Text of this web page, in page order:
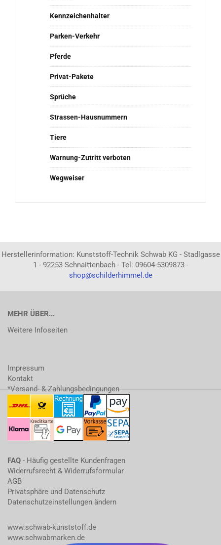
Kennzeichenhalter
Parken-Verkehr
Pferde
Privat-Pakete
Sprüche
Strassen-Hausnummern
Tiere
Warnung-Zutritt verboten
Wegweiser
Herstellerinformation: Kunststoff-Technik Schwab KG - Stadlgasse
1 - 92253 Schnaittenbach - Tel: 09604-5309873 -
shop@schilderhimmel.de
MEHR ÜBER...
Weitere Infoseiten
Impressum
Kontakt
*Versand- & Zahlungsbedingungen
FAQ - Häufig gestellte Kundenfragen
Widerrufsrecht & Widerrufsformular
AGB
Privatsphäre und Datenschutz
Datenschutzeinstellungen ändern
www.schwab-kunststoff.de
www.schwabmarken.de